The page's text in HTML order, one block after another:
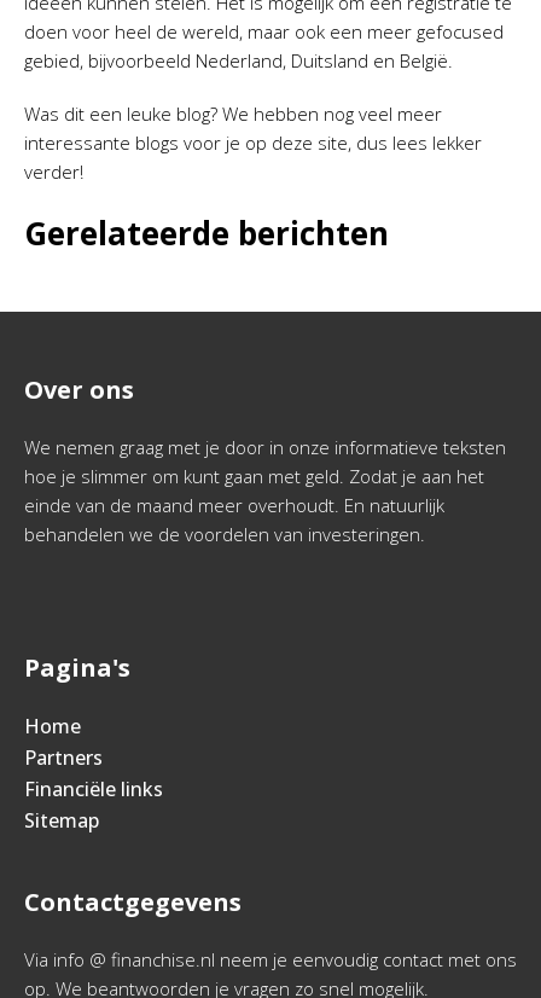
doen voor heel de wereld, maar ook een meer gefocused
gebied, bijvoorbeeld Nederland, Duitsland en België.
Was dit een leuke blog? We hebben nog veel meer
interessante blogs voor je op deze site, dus lees lekker
verder!
Gerelateerde berichten
Over ons
We nemen graag met je door in onze informatieve teksten
hoe je slimmer om kunt gaan met geld. Zodat je aan het
einde van de maand meer overhoudt. En natuurlijk
behandelen we de voordelen van investeringen.
Pagina's
Home
Partners
Financiële links
Sitemap
Contactgegevens
Via info @ financhise.nl neem je eenvoudig contact met ons
op. We beantwoorden je vragen zo snel mogelijk.